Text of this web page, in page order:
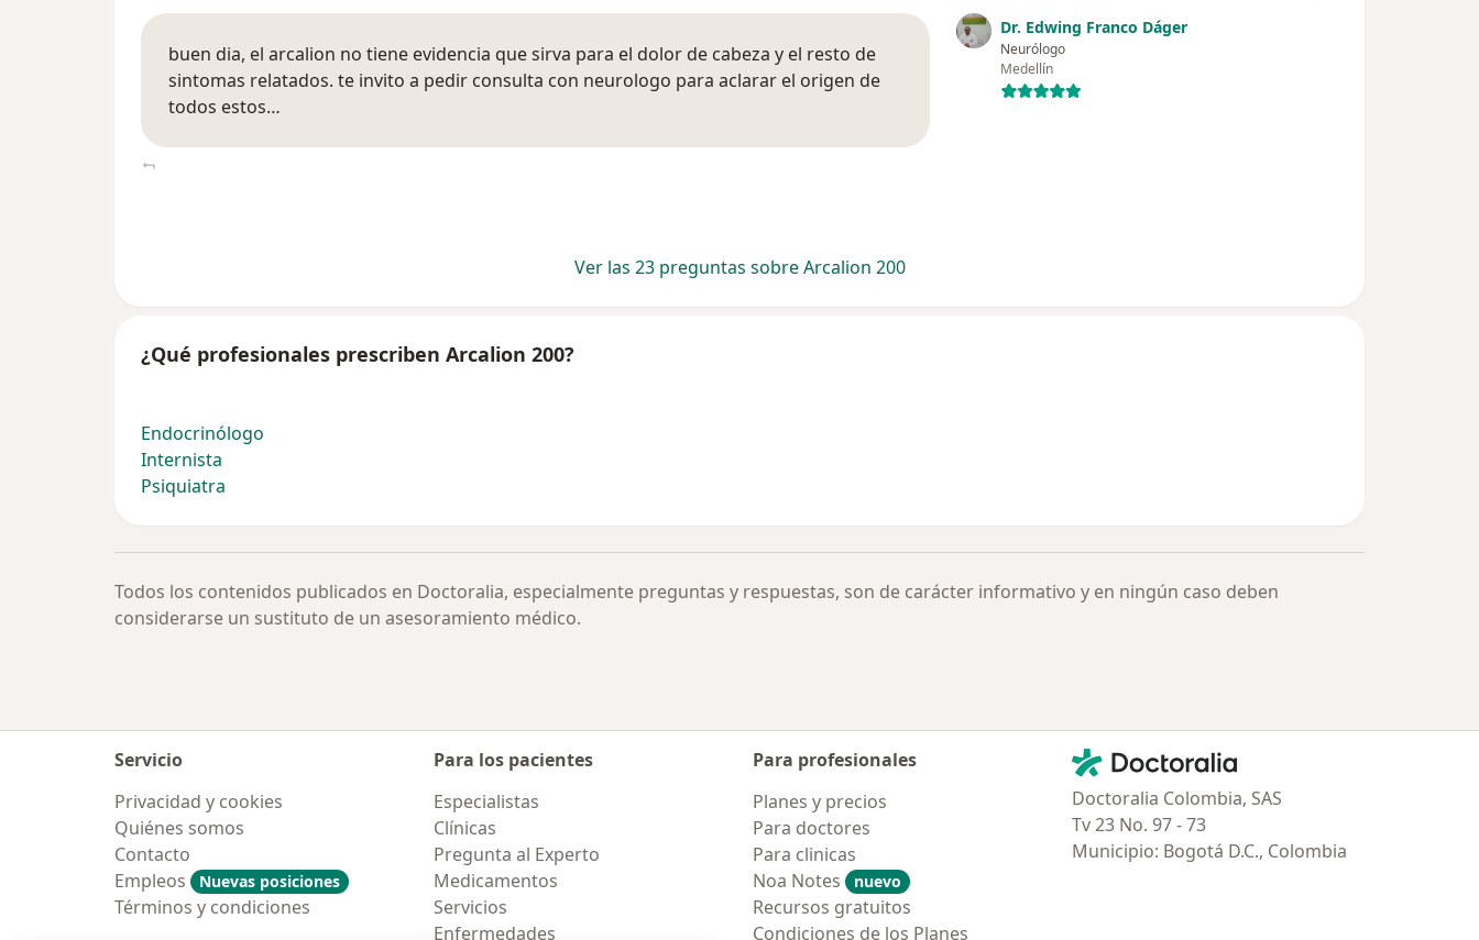
Dr. Edwing Franco Dáger
Neurólogo
Medellín
buen dia, el arcalion no tiene evidencia que sirva para el dolor de cabeza y el resto de
sintomas relatados. te invito a pedir consulta con neurologo para aclarar el origen de
todos estos…
Ver las 23 preguntas sobre Arcalion 200
¿Qué profesionales prescriben Arcalion 200?
Endocrinólogo
Internista
Psiquiatra
Todos los contenidos publicados en Doctoralia, especialmente preguntas y respuestas, son de carácter informativo y en ningún caso deben
considerarse un sustituto de un asesoramiento médico.
Servicio
Privacidad y cookies
Quiénes somos
Contacto
Empleos
Nuevas posiciones
Términos y condiciones
Para los pacientes
Especialistas
Clínicas
Pregunta al Experto
Medicamentos
Servicios
Enfermedades
Para profesionales
Planes y precios
Para doctores
Para clinicas
Noa Notes
nuevo
Recursos gratuitos
Condiciones de los Planes
Contacto
Doctoralia - Página de inicio
Doctoralia Colombia, SAS
Tv 23 No. 97 - 73
Municipio: Bogotá D.C., Colombia